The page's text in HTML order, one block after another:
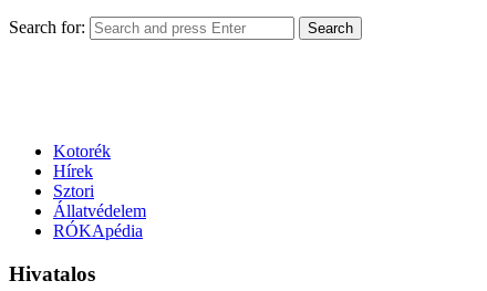
Search for: Search
Kotorék
Hírek
Sztori
Állatvédelem
RÓKApédia
Hivatalos